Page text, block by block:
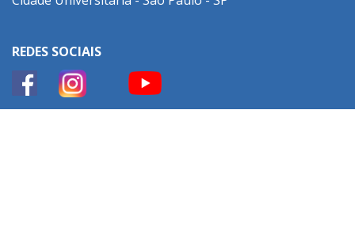
REDES SOCIAIS